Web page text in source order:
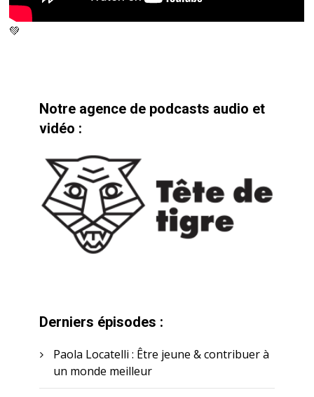
💚
Notre agence de podcasts audio et
vidéo :
Derniers épisodes :
Paola Locatelli : Être jeune & contribuer à
un monde meilleur